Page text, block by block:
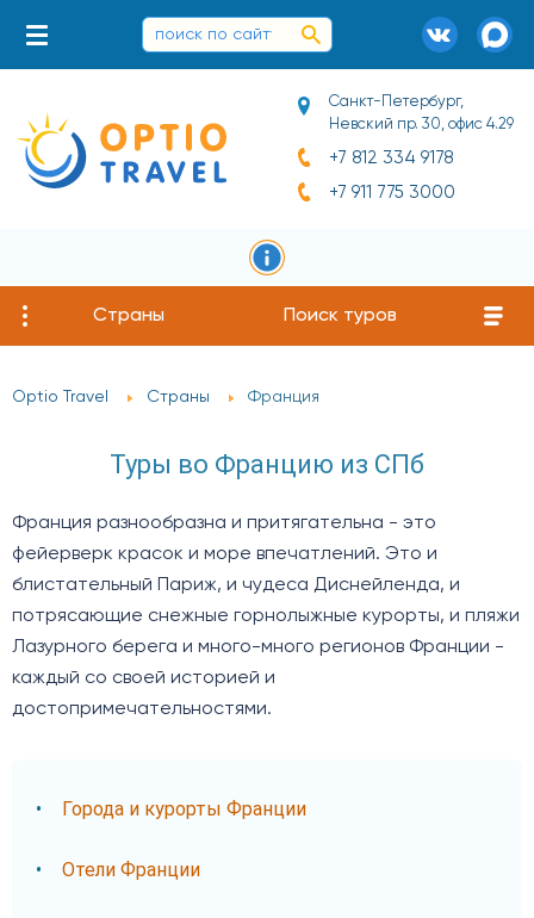
Санкт-Петербург,
Невский пр. 30, офис 4.29
+7 812 334 9178
+7 911 775 3000
Страны Поиск туров
Optio Travel Страны Франция
Туры во Францию из СПб
Франция разнообразна и притягательна - это
фейерверк красок и море впечатлений. Это и
блистательный Париж, и чудеса Диснейленда, и
потрясающие снежные горнолыжные курорты, и пляжи
Лазурного берега и много-много регионов Франции -
каждый со своей историей и
достопримечательностями.
Города и курорты Франции
Отели Франции